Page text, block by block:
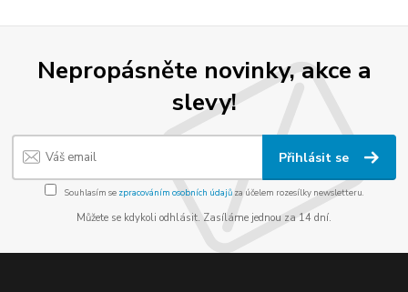
Nepropásněte novinky, akce a
slevy!
Přihlásit se
Souhlasím se zpracováním osobních údajůza účelem rozesílky newsletteru.
Můžete se kdykoli odhlásit. Zasíláme jednou za 14 dní.